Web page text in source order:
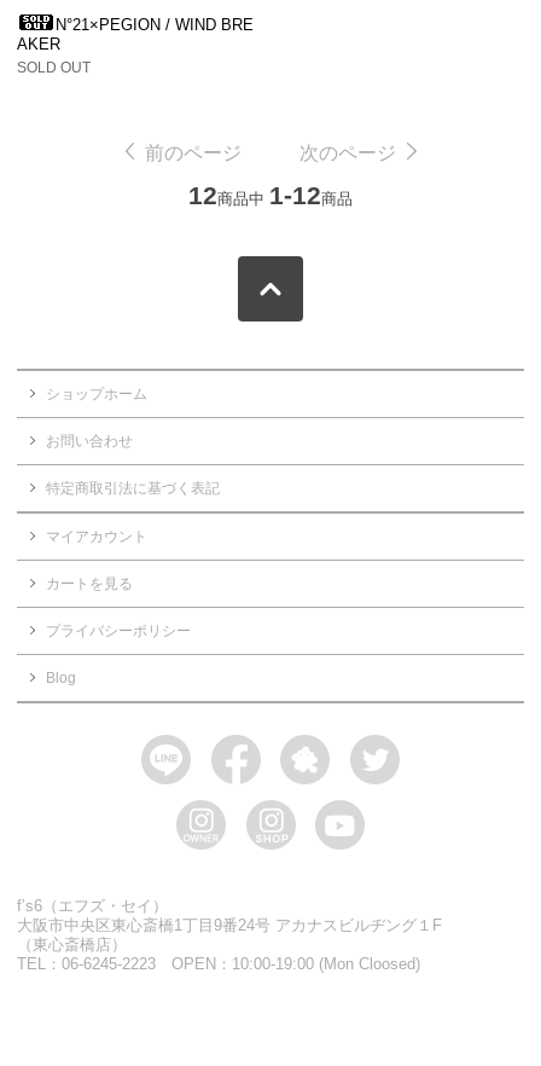
N°21×PEGION / WIND BRE
AKER
SOLD OUT
前のページ 次のページ
12商品中 1-12商品
ショップホーム
お問い合わせ
特定商取引法に基づく表記
マイアカウント
カートを見る
プライバシーポリシー
Blog
f’s6（エフズ・セイ）
大阪市中央区東心斎橋1丁目9番24号 アカナスビルヂング１F
（東心斎橋店）
TEL：06-6245-2223 OPEN：10:00-19:00 (Mon Cloosed)